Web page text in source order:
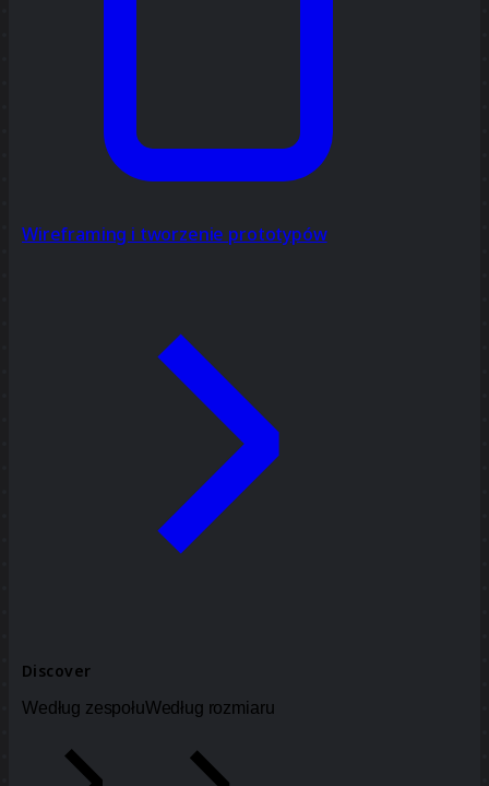
Wireframing i tworzenie prototypów
Discover
Według zespołuWedług rozmiaru